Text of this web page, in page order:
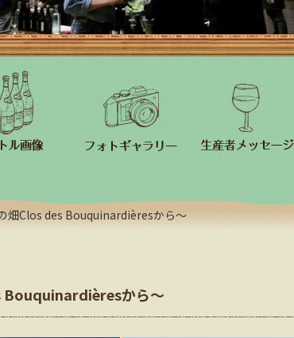
畑Clos des Bouquinardièresから～
Bouquinardièresから～